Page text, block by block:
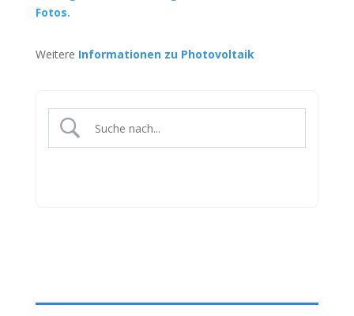
Fotos.
Weitere Informationen zu Photovoltaik